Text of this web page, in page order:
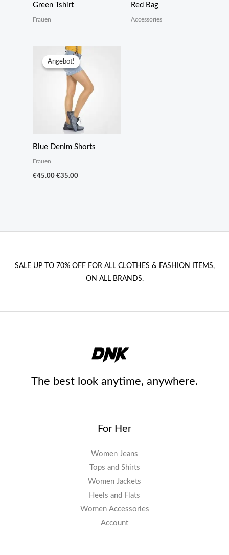
Green Tshirt
Frauen
Red Bag
Accessories
Angebot!
Angebot!
Blue Denim Shorts
Frauen
€45.00 Ursprünglicher
€35.00Aktueller
SALE UP TO 70% OFF FOR ALL CLOTHES & FASHION ITEMS,
ON ALL BRANDS.
The best look anytime, anywhere.
For Her
Women Jeans
Tops and Shirts
Women Jackets
Heels and Flats
Women Accessories
Account